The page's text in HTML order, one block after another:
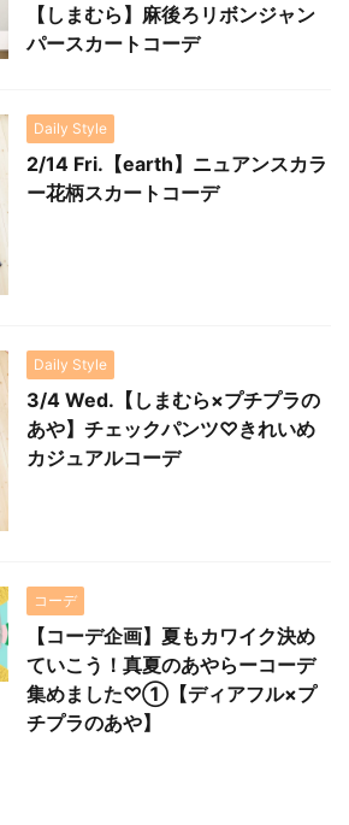
【しまむら】麻後ろリボンジャン
パースカートコーデ
Daily Style
2/14 Fri.【earth】ニュアンスカラ
ー花柄スカートコーデ
Daily Style
3/4 Wed.【しまむら×プチプラの
あや】チェックパンツ♡きれいめ
カジュアルコーデ
コーデ
【コーデ企画】夏もカワイク決め
ていこう！真夏のあやらーコーデ
集めました♡①【ディアフル×プ
チプラのあや】